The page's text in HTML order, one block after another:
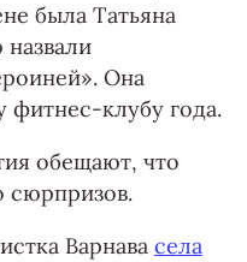
была Татьяна
Она
фитнес-клубу года.
обещают, что
сюрпризов.
Варнава села